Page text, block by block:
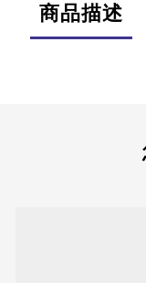
商品描述